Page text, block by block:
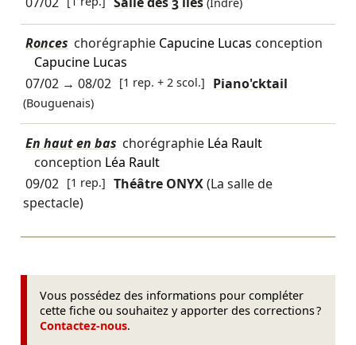
(Indre)
Ronces chorégraphie Capucine Lucas conception
Capucine Lucas
07/02→ 08/02 [1 rep. + 2 scol.] Piano'cktail
(Bouguenais)
En haut en bas chorégraphie Léa Rault
conception Léa Rault
09/02 [1 rep.] Théâtre ONYX(La salle de
spectacle)
Vous possédez des informations pour compléter
cette fiche ou souhaitez y apporter des corrections ?
Contactez-nous.